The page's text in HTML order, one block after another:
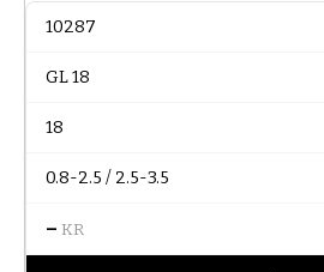
10287
GL 18
18
0.8-2.5 / 2.5-3.5
– KR